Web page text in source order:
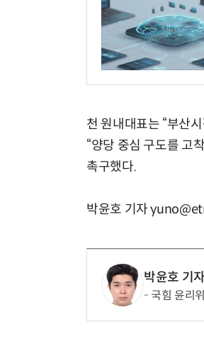
천 원내대표는 “부산
“양당 중심 구도를 고
촉구했다.
박윤호 기자
박윤호 기자
국힘 윤리